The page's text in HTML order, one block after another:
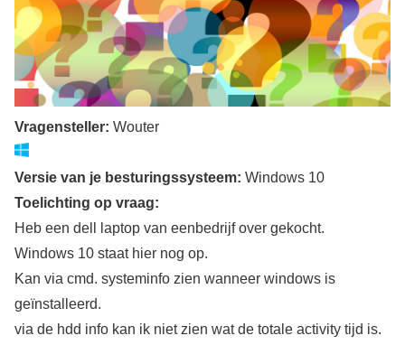
Vragensteller: Wouter
Versie van je besturingssysteem: Windows 10
Toelichting op vraag:
Heb een dell laptop van eenbedrijf over gekocht.
Windows 10 staat hier nog op.
Kan via cmd. systeminfo zien wanneer windows is
geïnstalleerd.
via de hdd info kan ik niet zien wat de totale activity tijd is.